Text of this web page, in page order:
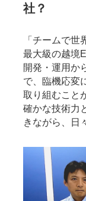
社？
「チームで
最大級の越境
開発・運用か
で、臨機応変
取り組むこと
確かな技術力
きながら、日